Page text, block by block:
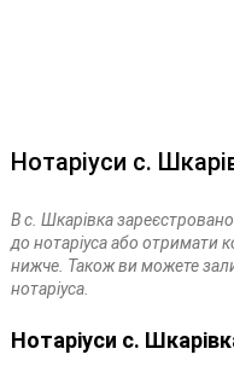
Нотаріуси с.
В с. Шкарівка
до нотаріуса або отримати
нижче. Також ви можете
нотаріуса.
Нотаріуси с.